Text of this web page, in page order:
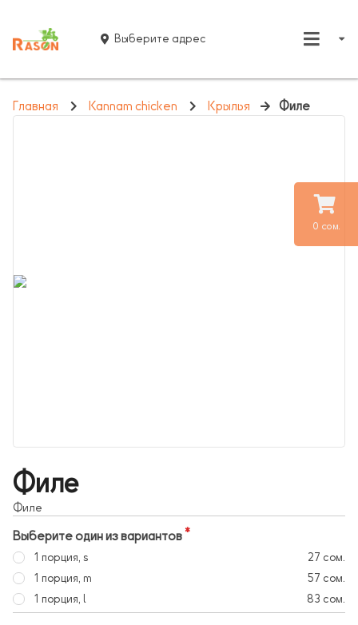
0 сом.
Выберите адрес
Главная Kannam chicken Крылья Филе
Филе
Филе
Выберите один из вариантов
1 порция, s
27 сом.
1 порция, m
57 сом.
1 порция, l
83 сом.